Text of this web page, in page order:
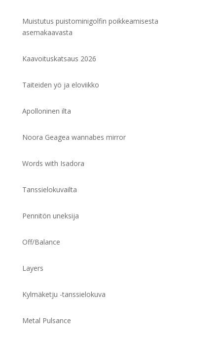
Muistutus puistominigolfin poikkeamisesta
asemakaavasta
Kaavoituskatsaus 2026
Taiteiden yö ja eloviikko
Apolloninen ilta
Noora Geagea wannabes mirror
Words with Isadora
Tanssielokuvailta
Pennitön uneksija
Off/Balance
Layers
Kylmäketju -tanssielokuva
Metal Pulsance